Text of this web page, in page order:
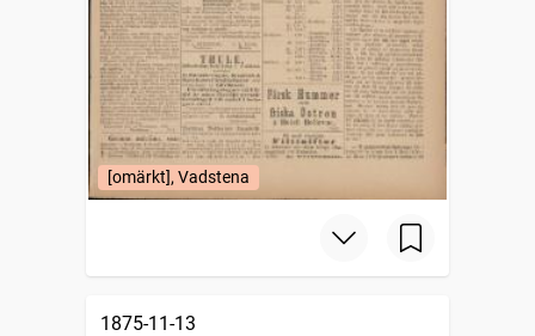
[omärkt], Vadstena
1875-11-13